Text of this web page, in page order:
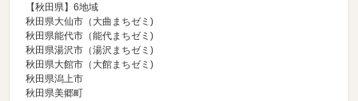
【秋田県】6地域
秋田県大仙市（ 大曲まちゼミ)
秋田県能代市（能代まちゼミ)
秋田県湯沢市（湯沢まちゼミ)
秋田県大館市（ 大館まちゼミ)
秋田県潟上市
秋田県美郷町